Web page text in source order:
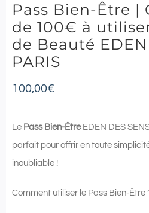
Pass Bien-Être |
de 100€ à
de Beauté EDEN
PARIS
100,00€
Le Pass Bien-ÊtreEDEN DES
parfait pour offrir en toute
inoubliable !
Comment utiliser le Pass Bien-Être